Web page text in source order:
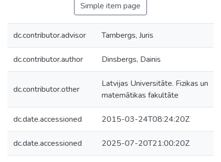
Simple item page
dc.contributor.advisor Tambergs, Juris
dc.contributor.author Dinsbergs, Dainis
dc.contributor.other
Latvijas Universitāte. Fizikas un
matemātikas fakultāte
dc.date.accessioned 2015-03-24T08:24:20Z
dc.date.accessioned 2025-07-20T21:00:20Z